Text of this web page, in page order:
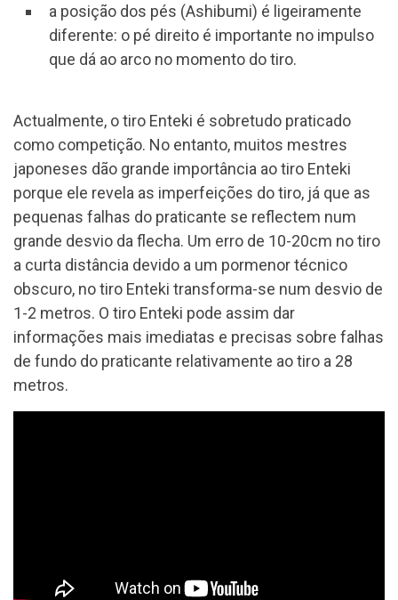
a posição dos pés (Ashibumi) é ligeiramente
diferente: o pé direito é importante no impulso
que dá ao arco no momento do tiro.
Actualmente, o tiro Enteki é sobretudo praticado
como competição. No entanto, muitos mestres
japoneses dão grande importância ao tiro Enteki
porque ele revela as imperfeições do tiro, já que as
pequenas falhas do praticante se reflectem num
grande desvio da flecha. Um erro de 10-20cm no tiro
a curta distância devido a um pormenor técnico
obscuro, no tiro Enteki transforma-se num desvio de
1-2 metros. O tiro Enteki pode assim dar
informações mais imediatas e precisas sobre falhas
de fundo do praticante relativamente ao tiro a 28
metros.